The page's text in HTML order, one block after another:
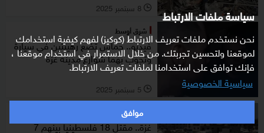
سياسة ملفات الارتباط
نحن نستخدم ملفات تعريف الارتباط (كوكيز) لفهم كيفية استخدامك
لموقعنا ولتحسين تجربتك. من خلال الاستمرار في استخدام موقعنا ،
فإنك توافق على استخدامنا لملفات تعريف الارتباط.
سياسية الخصوصية
موافق
l 8 سبتمبر 2025
شرق أوسط
فيديو.. حماس تضع رهينتين في سيارة
وتجوب بهما شوارع مدينة غزة
l 5 سبتمبر 2025
شرق أوسط
غزة.. مقتل 18 فلسطينيا بينهم 7